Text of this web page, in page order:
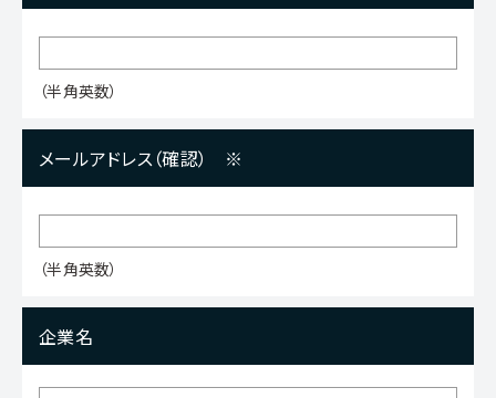
（半角英数）
メールアドレス（確認） ※
（半角英数）
企業名